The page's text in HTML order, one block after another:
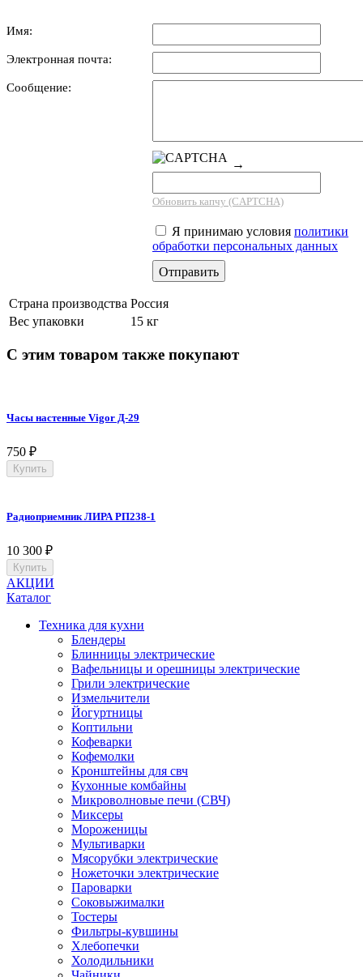
Имя:
Электронная почта:
Сообщение:
→
Обновить капчу (CAPTCHA)
Я принимаю условия политики
обработки персональных данных
Страна производства Россия
Вес упаковки
15 кг
С этим товаром также покупают
Часы настенные Vigor Д-29
750 ₽
Купить
Радиоприемник ЛИРА РП238-1
10 300 ₽
Купить
АКЦИИ
Каталог
Техника для кухни
Блендеры
Блинницы электрические
Вафельницы и орешницы электрические
Грили электрические
Измельчители
Йогуртницы
Коптильни
Кофеварки
Кофемолки
Кронштейны для свч
Кухонные комбайны
Микроволновые печи (СВЧ)
Миксеры
Мороженицы
Мультиварки
Мясорубки электрические
Ножеточки электрические
Пароварки
Соковыжималки
Тостеры
Фильтры-кувшины
Хлебопечки
Холодильники